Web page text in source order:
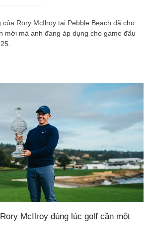
Rory McIlroy tại Pebble Beach đã cho
mới mà anh đang áp dụng cho game đấu
McIlroy đúng lúc golf cần một